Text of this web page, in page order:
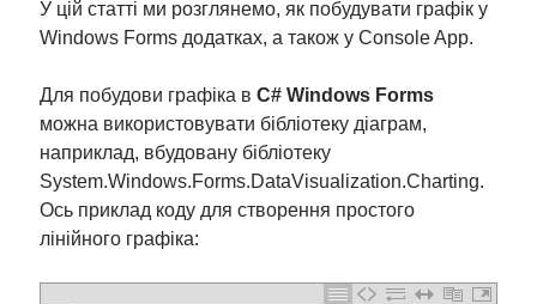
У цій статті ми розглянемо, як побудувати графік у
Windows Forms додатках, а також у Console App.
Для побудови графіка вC# Windows Forms
можна використовувати бібліотеку діаграм,
наприклад, вбудовану бібліотеку
System.Windows.Forms.DataVisualization.Charting.
Ось приклад коду для створення простого
лінійного графіка: